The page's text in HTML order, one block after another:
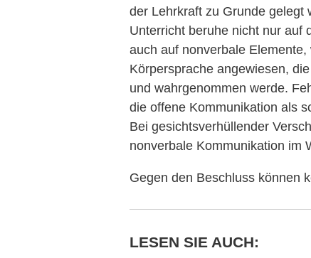
der Lehrkraft zu Grunde gelegt
Unterricht beruhe nicht nur auf
auch auf nonverbale
Körpersprache angewiesen,
und wahrgenommen werde.
die offene Kommunikation als
Bei gesichtsverhüllender
nonverbale Kommunikation im
Gegen den Beschluss können
LESEN SIE AUCH: